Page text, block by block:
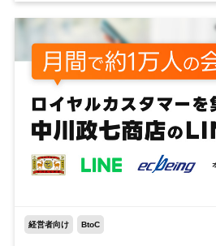
経営者向け BtoC